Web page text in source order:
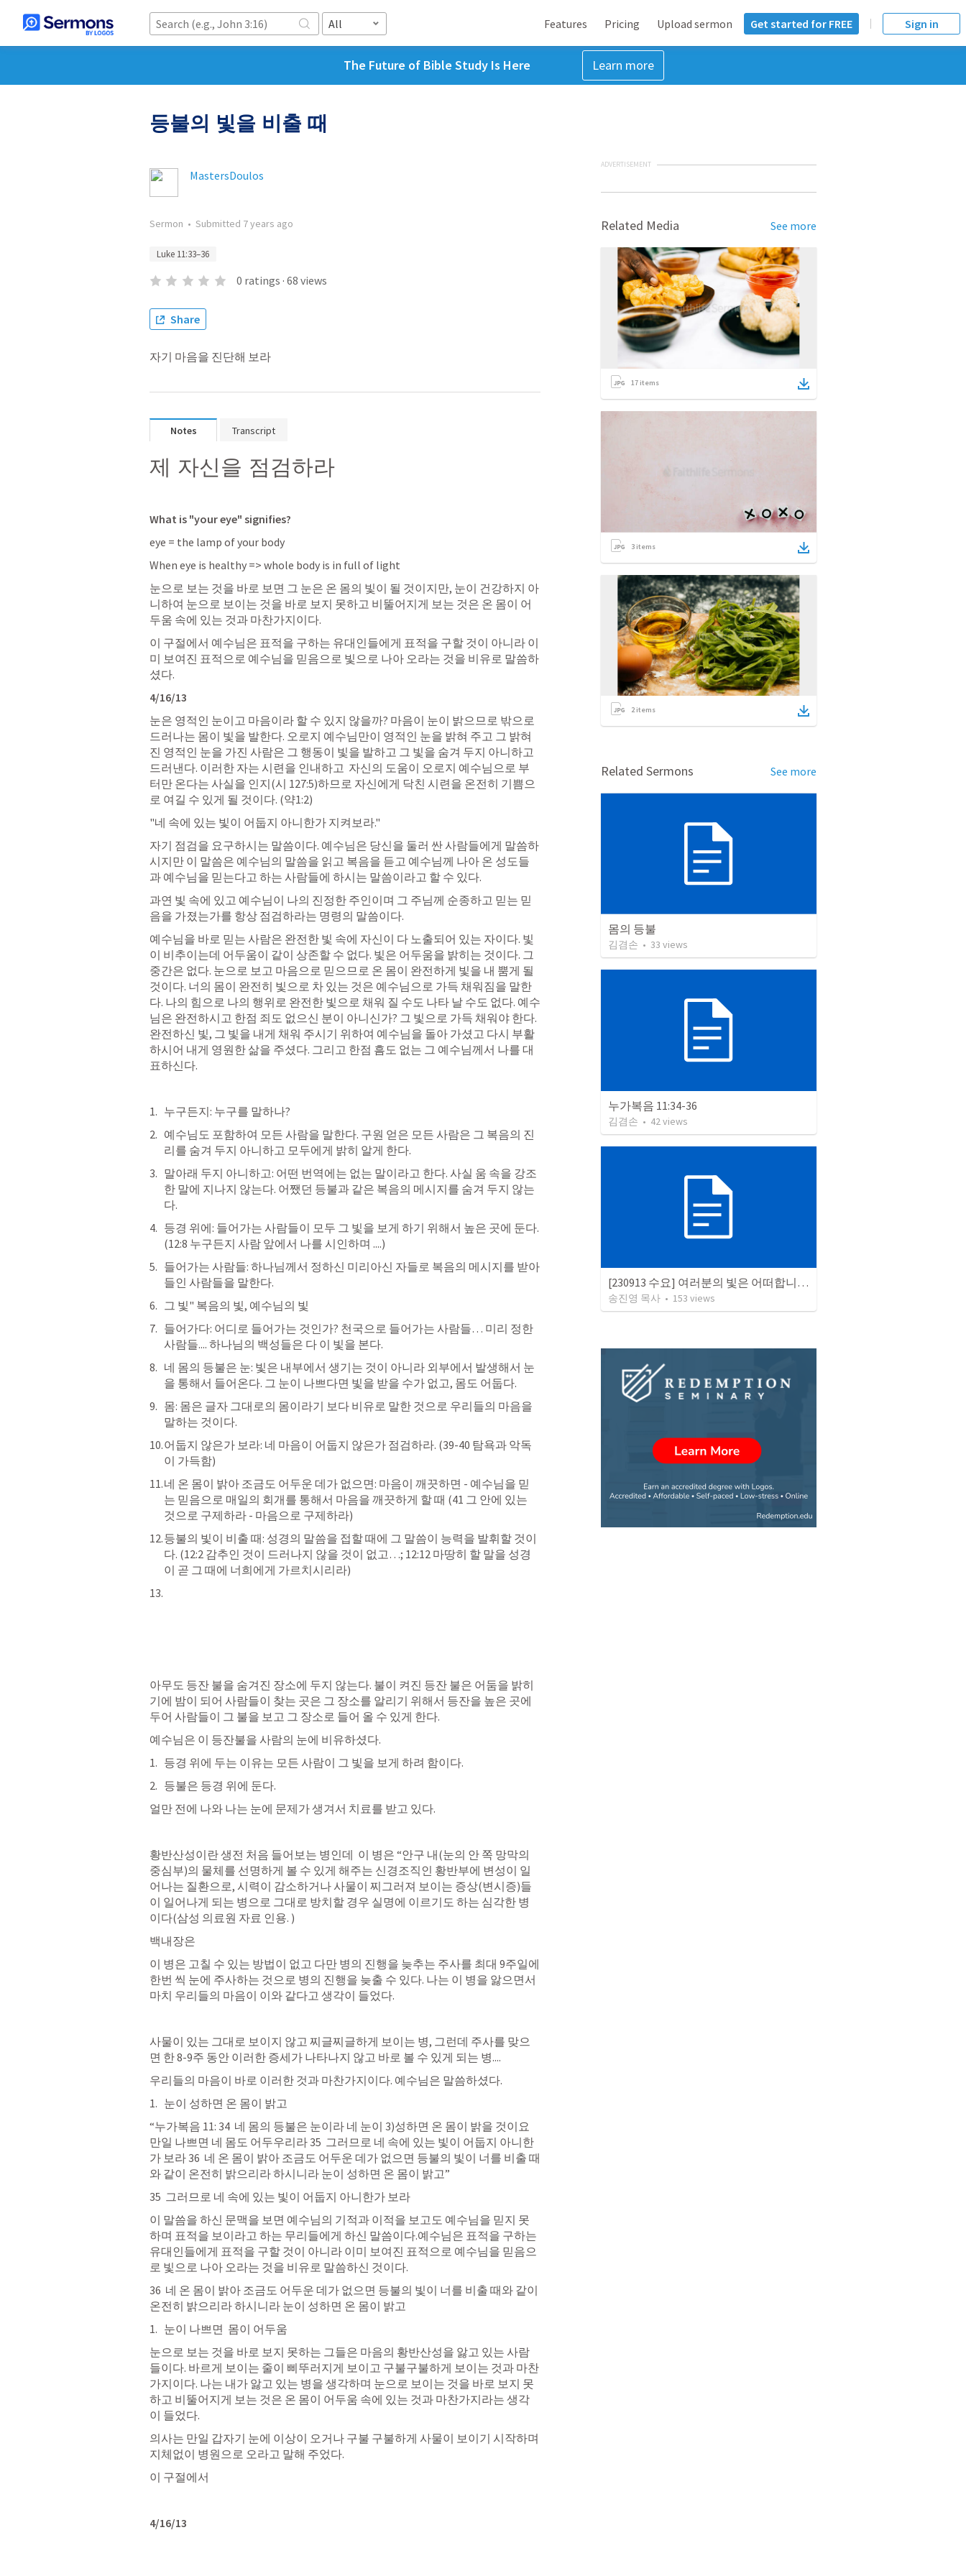
All Features Pricing Upload sermon Get started for FREE Sign in
The Future of Bible Study Is Here Learn more
등불의 빛을 비출 때
MastersDoulos
Sermon • Submitted 7 years ago
Luke 11:33–36
0 ratings · 68 views
Share
자기 마음을 진단해 보라
Notes Transcript
제 자신을 점검하라
What is "your eye" signifies?
eye = the lamp of your body
When eye is healthy => whole body is in full of light
눈으로 보는 것을 바로 보면 그 눈은 온 몸의 빛이 될 것이지만, 눈이 건강하지 아
니하여 눈으로 보이는 것을 바로 보지 못하고 비뚤어지게 보는 것은 온 몸이 어
두움 속에 있는 것과 마찬가지이다.
이 구절에서 예수님은 표적을 구하는 유대인들에게 표적을 구할 것이 아니라 이
미 보여진 표적으로 예수님을 믿음으로 빛으로 나아 오라는 것을 비유로 말씀하
셨다.
4/16/13
눈은 영적인 눈이고 마음이라 할 수 있지 않을까? 마음이 눈이 밝으므로 밖으로
드러나는 몸이 빛을 발한다. 오로지 예수님만이 영적인 눈을 밝혀 주고 그 밝혀
진 영적인 눈을 가진 사람은 그 행동이 빛을 발하고 그 빛을 숨겨 두지 아니하고
드러낸다. 이러한 자는 시련을 인내하고  자신의 도움이 오로지 예수님으로 부
터만 온다는 사실을 인지(시 127:5)하므로 자신에게 닥친 시련을 온전히 기쁨으
로 여길 수 있게 될 것이다. (약1:2)
"네 속에 있는 빛이 어둡지 아니한가 지켜보라."
자기 점검을 요구하시는 말씀이다. 예수님은 당신을 둘러 싼 사람들에게 말씀하
시지만 이 말씀은 예수님의 말씀을 읽고 복음을 듣고 예수님께 나아 온 성도들
과 예수님을 믿는다고 하는 사람들에 하시는 말씀이라고 할 수 있다.
과연 빛 속에 있고 예수님이 나의 진정한 주인이며 그 주님께 순종하고 믿는 믿
음을 가졌는가를 항상 점검하라는 명령의 말씀이다.
예수님을 바로 믿는 사람은 완전한 빛 속에 자신이 다 노출되어 있는 자이다. 빛
이 비추이는데 어두움이 같이 상존할 수 없다. 빛은 어두움을 밝히는 것이다. 그
중간은 없다. 눈으로 보고 마음으로 믿으므로 온 몸이 완전하게 빛을 내 뿜게 될
것이다. 너의 몸이 완전히 빛으로 차 있는 것은 예수님으로 가득 채워짐을 말한
다. 나의 힘으로 나의 행위로 완전한 빛으로 채워 질 수도 나타 날 수도 없다. 예수
님은 완전하시고 한점 죄도 없으신 분이 아니신가? 그 빛으로 가득 채워야 한다.
완전하신 빛, 그 빛을 내게 채워 주시기 위하여 예수님을 돌아 가셨고 다시 부활
하시어 내게 영원한 삶을 주셨다. 그리고 한점 흠도 없는 그 예수님께서 나를 대
표하신다.
누구든지: 누구를 말하나?
예수님도 포함하여 모든 사람을 말한다. 구원 얻은 모든 사람은 그 복음의 진
리를 숨겨 두지 아니하고 모두에게 밝히 알게 한다.
말아래 두지 아니하고: 어떤 번역에는 없는 말이라고 한다. 사실 움 속을 강조
한 말에 지나지 않는다. 어쨌던 등불과 같은 복음의 메시지를 숨겨 두지 않는
다.
등경 위에: 들어가는 사람들이 모두 그 빛을 보게 하기 위해서 높은 곳에 둔다.
(12:8 누구든지 사람 앞에서 나를 시인하며 ....)
들어가는 사람들: 하나님께서 정하신 미리아신 자들로 복음의 메시지를 받아
들인 사람들을 말한다.
그 빛" 복음의 빛, 예수님의 빛
들어가다: 어디로 들어가는 것인가? 천국으로 들어가는 사람들… 미리 정한
사람들.... 하나님의 백성들은 다 이 빛을 본다.
네 몸의 등불은 눈: 빛은 내부에서 생기는 것이 아니라 외부에서 발생해서 눈
을 통해서 들어온다. 그 눈이 나쁘다면 빛을 받을 수가 없고, 몸도 어둡다.
몸: 몸은 글자 그대로의 몸이라기 보다 비유로 말한 것으로 우리들의 마음을
말하는 것이다.
어둡지 않은가 보라: 네 마음이 어둡지 않은가 점검하라. (39-40 탐욕과 악독
이 가득함)
네 온 몸이 밝아 조금도 어두운 데가 없으면: 마음이 깨끗하면 - 예수님을 믿
는 믿음으로 매일의 회개를 통해서 마음을 깨끗하게 할 때 (41 그 안에 있는
것으로 구제하라 - 마음으로 구제하라)
등불의 빛이 비출 때: 성경의 말씀을 접할 때에 그 말씀이 능력을 발휘할 것이
다. (12:2 감추인 것이 드러나지 않을 것이 없고…; 12:12 마땅히 할 말을 성경
이 곧 그 때에 너희에게 가르치시리라)
아무도 등잔 불을 숨겨진 장소에 두지 않는다. 불이 켜진 등잔 불은 어둠을 밝히
기에 밤이 되어 사람들이 찾는 곳은 그 장소를 알리기 위해서 등잔을 높은 곳에
두어 사람들이 그 불을 보고 그 장소로 들어 올 수 있게 한다.
예수님은 이 등잔불을 사람의 눈에 비유하셨다.
등경 위에 두는 이유는 모든 사람이 그 빛을 보게 하려 함이다.
등불은 등경 위에 둔다.
얼만 전에 나와 나는 눈에 문제가 생겨서 치료를 받고 있다.
황반산성이란 생전 처음 들어보는 병인데  이 병은 “안구 내(눈의 안 쪽 망막의
중심부)의 물체를 선명하게 볼 수 있게 해주는 신경조직인 황반부에 변성이 일
어나는 질환으로, 시력이 감소하거나 사물이 찌그러져 보이는 증상(변시증)들
이 일어나게 되는 병으로 그대로 방치할 경우 실명에 이르기도 하는 심각한 병
이다(삼성 의료원 자료 인용. )
백내장은
이 병은 고칠 수 있는 방법이 없고 다만 병의 진행을 늦추는 주사를 최대 9주일에
한번 씩 눈에 주사하는 것으로 병의 진행을 늦출 수 있다. 나는 이 병을 앓으면서
마치 우리들의 마음이 이와 같다고 생각이 들었다.
사물이 있는 그대로 보이지 않고 찌글찌글하게 보이는 병, 그런데 주사를 맞으
면 한 8-9주 동안 이러한 증세가 나타나지 않고 바로 볼 수 있게 되는 병....
우리들의 마음이 바로 이러한 것과 마찬가지이다. 예수님은 말씀하셨다.
눈이 성하면 온 몸이 밝고
“누가복음 11: 34  네 몸의 등불은 눈이라 네 눈이 3)성하면 온 몸이 밝을 것이요
만일 나쁘면 네 몸도 어두우리라 35  그러므로 네 속에 있는 빛이 어둡지 아니한
가 보라 36  네 온 몸이 밝아 조금도 어두운 데가 없으면 등불의 빛이 너를 비출 때
와 같이 온전히 밝으리라 하시니라 눈이 성하면 온 몸이 밝고”
35  그러므로 네 속에 있는 빛이 어둡지 아니한가 보라
이 말씀을 하신 문맥을 보면 예수님의 기적과 이적을 보고도 예수님을 믿지 못
하며 표적을 보이라고 하는 무리들에게 하신 말씀이다.예수님은 표적을 구하는
유대인들에게 표적을 구할 것이 아니라 이미 보여진 표적으로 예수님을 믿음으
로 빛으로 나아 오라는 것을 비유로 말씀하신 것이다.
36  네 온 몸이 밝아 조금도 어두운 데가 없으면 등불의 빛이 너를 비출 때와 같이
온전히 밝으리라 하시니라 눈이 성하면 온 몸이 밝고
눈이 나쁘면  몸이 어두움
눈으로 보는 것을 바로 보지 못하는 그들은 마음의 황반산성을 앓고 있는 사람
들이다. 바르게 보이는 줄이 삐뚜러지게 보이고 구불구불하게 보이는 것과 마찬
가지이다. 나는 내가 앓고 있는 병을 생각하며 눈으로 보이는 것을 바로 보지 못
하고 비뚤어지게 보는 것은 온 몸이 어두움 속에 있는 것과 마찬가지라는 생각
이 들었다.
의사는 만일 갑자기 눈에 이상이 오거나 구불 구불하게 사물이 보이기 시작하며
지체없이 병원으로 오라고 말해 주었다.
이 구절에서
4/16/13
ADVERTISEMENT
Related Media See more
17 items
3 items
2items
Related Sermons See more
몸의 등불
김겸손 • 33 views
누가복음 11:34-36
김겸손 • 42views
[230913 수요] 여러분의 빛은 어떠합니까?
송진영 목사 • 153 views